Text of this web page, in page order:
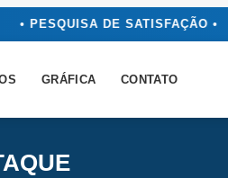
• PESQUISA DE SATISFAÇÃO •
GRÁFICA CONTATO